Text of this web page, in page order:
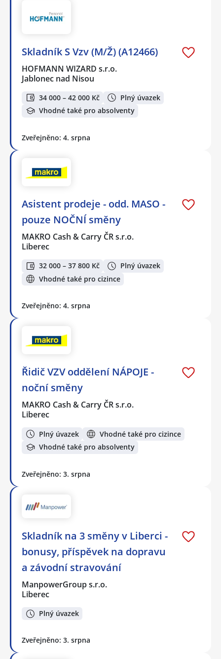
Skladník S Vzv (M/Ž) (A12466)
HOFMANN WIZARD s.r.o.
Jablonec nad Nisou
34 000 – 42 000 Kč
Plný úvazek
Vhodné také pro absolventy
Zveřejněno: 4. srpna
Asistent prodeje - odd. MASO -
pouze NOČNÍ směny
MAKRO Cash & Carry ČR s.r.o.
Liberec
32 000 – 37 800 Kč
Plný úvazek
Vhodné také pro cizince
Zveřejněno: 4. srpna
Řidič VZV oddělení NÁPOJE -
noční směny
MAKRO Cash & Carry ČR s.r.o.
Liberec
Plný úvazek
Vhodné také pro cizince
Vhodné také pro absolventy
Zveřejněno: 3. srpna
Skladník na 3 směny v Liberci -
bonusy, příspěvek na dopravu
a závodní stravování
ManpowerGroup s.r.o.
Liberec
Plný úvazek
Zveřejněno: 3. srpna